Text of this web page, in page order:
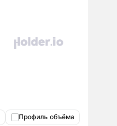
Профиль объёма